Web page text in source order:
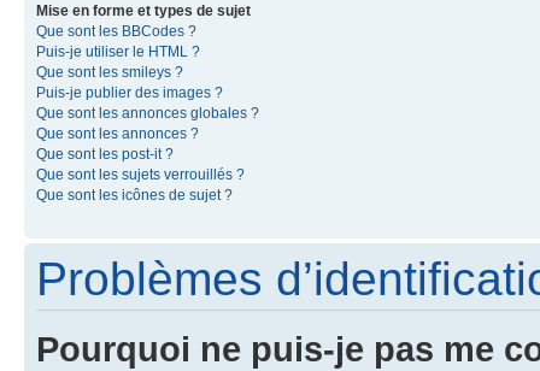
Mise en forme et types de sujet
Que sont les BBCodes ?
Puis-je utiliser le HTML ?
Que sont les smileys ?
Puis-je publier des images ?
Que sont les annonces globales ?
Que sont les annonces ?
Que sont les post-it ?
Que sont les sujets verrouillés ?
Que sont les icônes de sujet ?
Problèmes
Pourquoi ne puis-je pas me